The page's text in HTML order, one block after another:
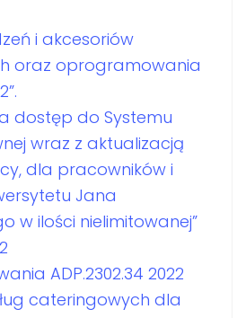
i akcesoriów
oraz oprogramowania
dostęp do Systemu
wraz z aktualizacją
dla pracowników i
Jana
w ilości nielimitowanej”
ADP.2302.34 2022
cateringowych dla